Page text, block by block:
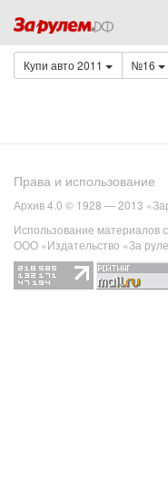
Купи авто 2011 №16
Права и использование
Архив 4.0 © 1928 — 2013
Использование материалов
ООО «Издательство «За